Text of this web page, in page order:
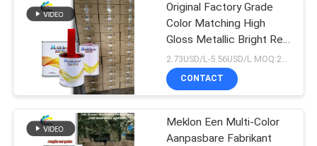
Original Factory Grade
Color Matching High
Gloss Metallic Bright Red
Auto Repair Verf
CONTACT
Meklon Een Multi-Color
Aanpasbare Fabrikant